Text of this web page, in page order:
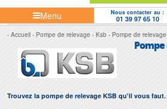
Menu Nous contacter au :
01 39 97 65 10
Accueil Pompe de relevage Ksb Pompe de
Trouvez la pompe de relevage KSB qu'il vous faut.